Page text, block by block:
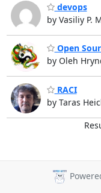
devops
by Vasiliy P.
Open
by Oleh
RACI
by Taras